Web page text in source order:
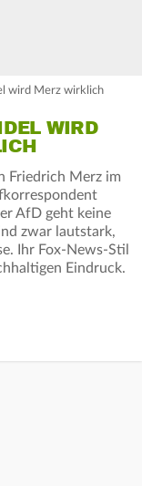
wird Merz wirklich
WIRD
Friedrich Merz im
AfD geht keine
zwar lautstark,
Ihr Fox-News-Stil
Eindruck.